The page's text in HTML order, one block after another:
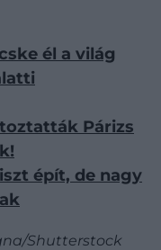
él a világ
Párizs
épít, de nagy
Shutterstock